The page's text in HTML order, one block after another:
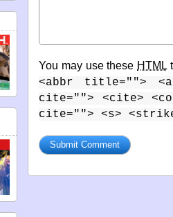
You may use these HTML
<abbr title="">
cite=""> <cite>
cite=""> <s>